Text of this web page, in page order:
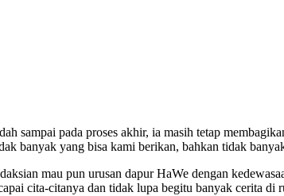
sampai pada proses akhir, ia masih tetap
banyak yang bisa kami berikan, bahkan tidak
mau pun urusan dapur HaWe dengan
cita-citanya dan tidak lupa begitu banyak cerita